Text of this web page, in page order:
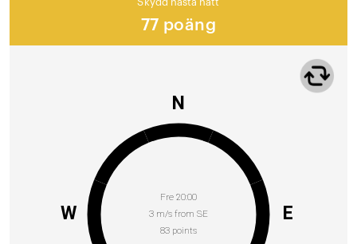
Skydd nästa natt
77 poäng
Fre 20:00
3 m/s from SE
83 points
N
E
W